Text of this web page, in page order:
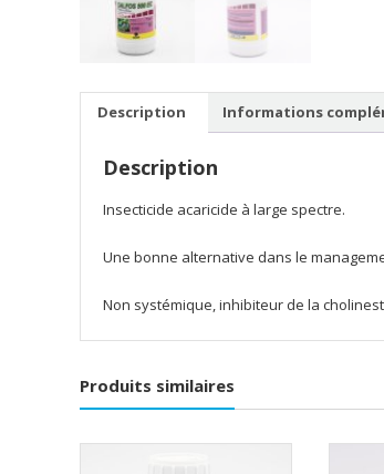
Description Informations
Description
Insecticide acaricide à large spectre.
Une bonne alternative dans le
Non systémique, inhibiteur de la
Produits similaires